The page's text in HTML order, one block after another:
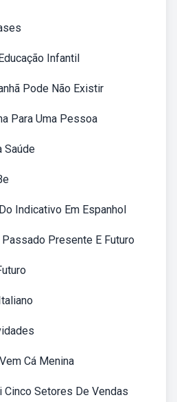
Infantil
Pode Não Existir
Para Uma Pessoa
Saúde
Indicativo Em Espanhol
Presente E Futuro
Cá Menina
Cinco Setores De Vendas